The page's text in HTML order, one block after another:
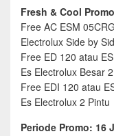
Fresh & Cool Promo
Free AC ESM
Electrolux Side by
Free ED 120 atau
Es Electrolux Besar
Free EDI 120 atau
Es Electrolux 2 Pintu
Periode Promo: 16